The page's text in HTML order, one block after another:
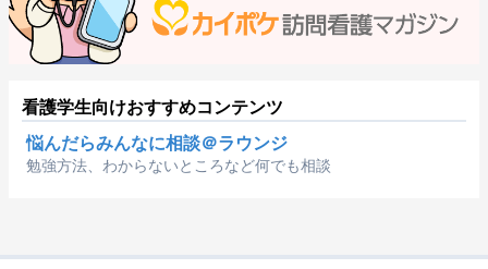
看護学生向けおすすめコンテンツ
悩んだらみんなに相談＠ラウンジ
勉強方法、わからないところなど何でも相談